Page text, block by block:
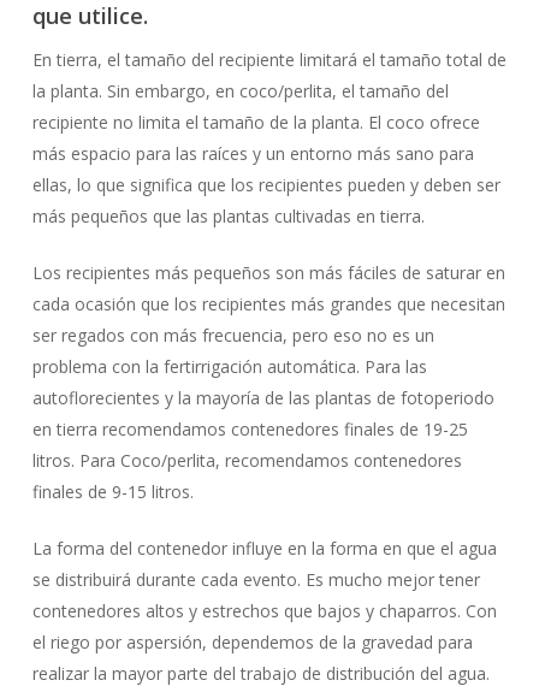
que utilice.
En tierra, el tamaño del recipiente limitará el tamaño total de
la planta. Sin embargo, en coco/perlita, el tamaño del
recipiente no limita el tamaño de la planta. El coco ofrece
más espacio para las raíces y un entorno más sano para
ellas, lo que significa que los recipientes pueden y deben ser
más pequeños que las plantas cultivadas en tierra.
Los recipientes más pequeños son más fáciles de saturar en
cada ocasión que los recipientes más grandes que necesitan
ser regados con más frecuencia, pero eso no es un
problema con la fertirrigación automática. Para las
autoflorecientes y la mayoría de las plantas de fotoperiodo
en tierra recomendamos contenedores finales de 19-25
litros. Para Coco/perlita, recomendamos contenedores
finales de 9-15 litros.
La forma del contenedor influye en la forma en que el agua
se distribuirá durante cada evento. Es mucho mejor tener
contenedores altos y estrechos que bajos y chaparros. Con
el riego por aspersión, dependemos de la gravedad para
realizar la mayor parte del trabajo de distribución del agua.